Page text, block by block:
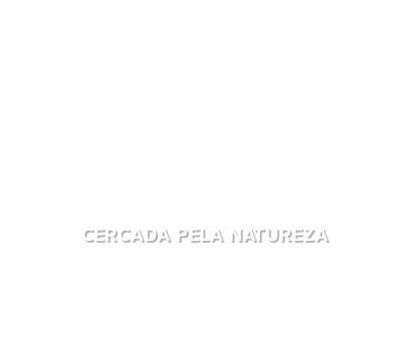
CERCADA PELA NATUREZA